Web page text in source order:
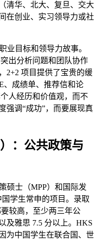
清华、北大、复旦、交大
在创业、实习领导力或社
业目标和领导力故事。
出分析问题和团队协作
2+2 项目提供了宝贵的缓
、成绩单、推荐信和论
人经历和价值观，而不
强调“成功”，而要展现真
：公共政策与
硕士（MPP）和国际发
学生常申的项目。录取
较高，至少两三年公
及雅思 7.5 分以上。HKS
为中国学生在联合国、世